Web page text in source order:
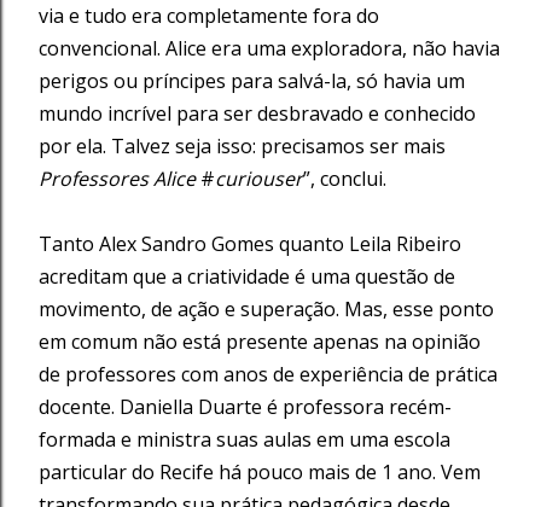
via e tudo era completamente fora do
convencional. Alice era uma exploradora, não havia
perigos ou príncipes para salvá-la, só havia um
mundo incrível para ser desbravado e conhecido
por ela. Talvez seja isso: precisamos ser mais
Professores Alice#curiouser”, conclui.
Tanto Alex Sandro Gomes quanto Leila Ribeiro
acreditam que a criatividade é uma questão de
movimento, de ação e superação. Mas, esse ponto
em comum não está presente apenas na opinião
de professores com anos de experiência de prática
docente. Daniella Duarte é professora recém-
formada e ministra suas aulas em uma escola
particular do Recife há pouco mais de 1 ano. Vem